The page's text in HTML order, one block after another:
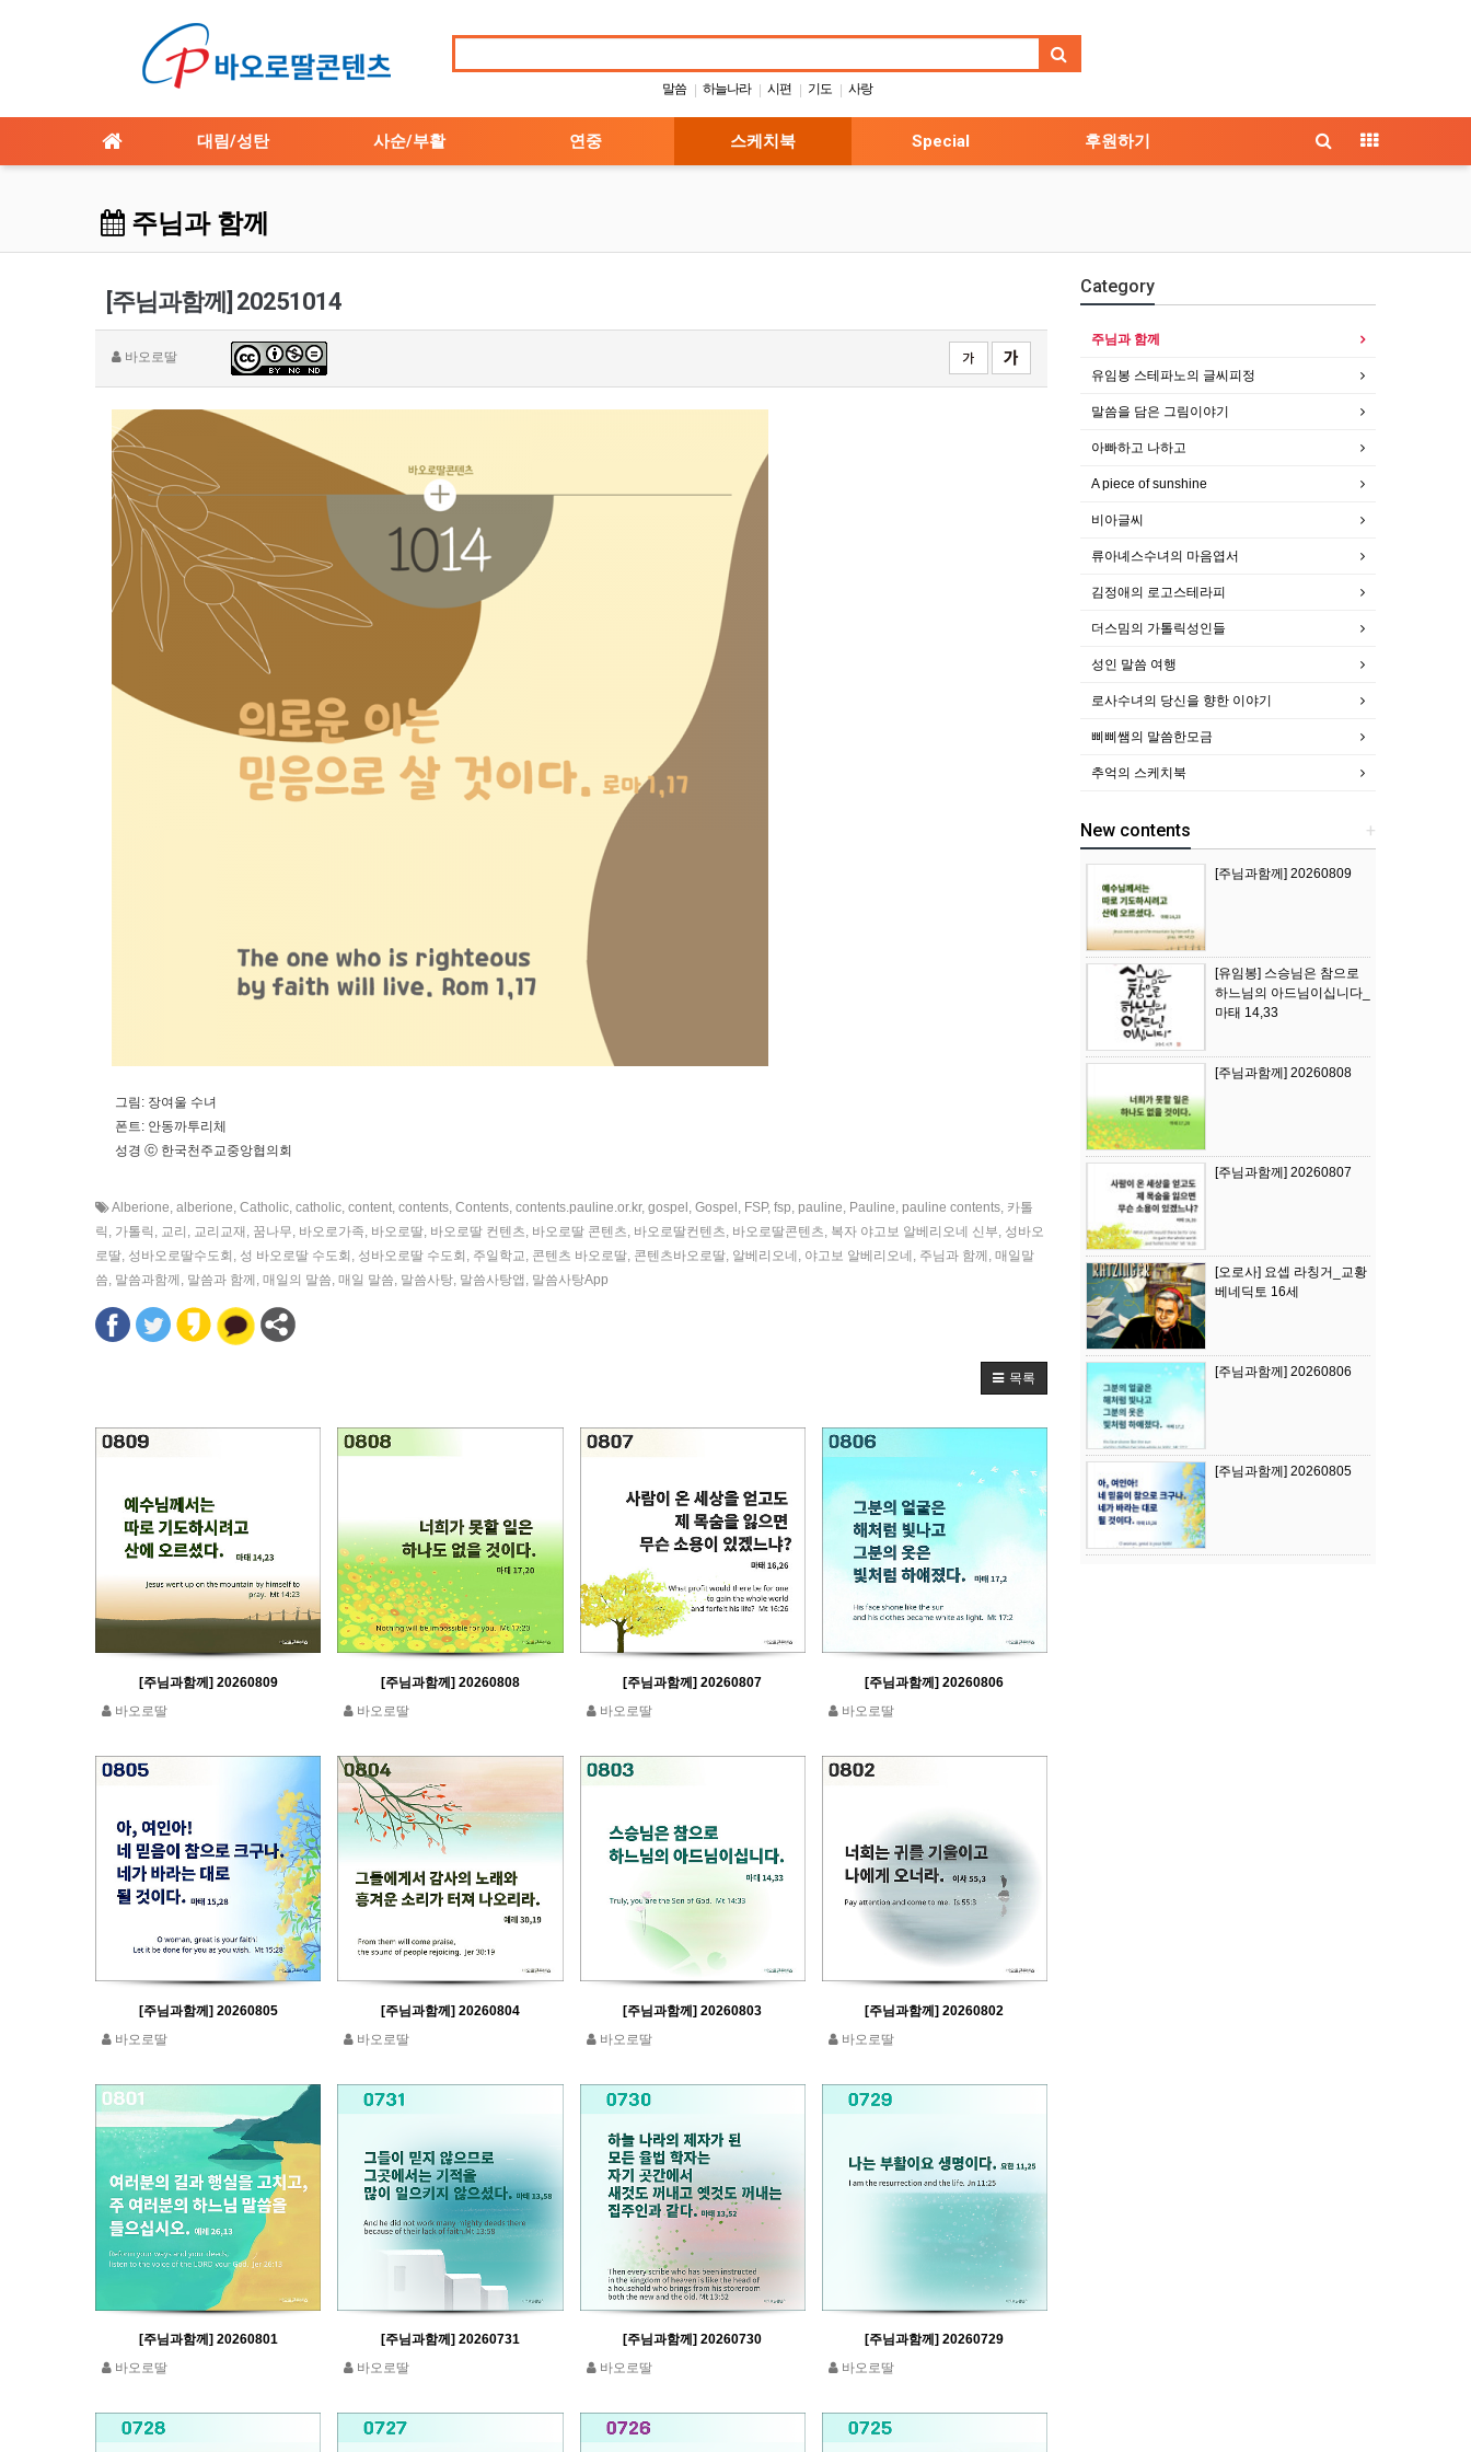
말씀 | 하늘나라 | 시편 | 기도 | 사랑
대림/성탄 사순/부활 연중 스케치북 Special 후원하기
주님과 함께
[주님과함께] 20251014
바오로딸
그림: 장여울 수녀
폰트: 안동까투리체
성경 ⓒ 한국천주교중앙협의회
Alberione, alberione, Catholic, catholic, content, contents, Contents, contents.pauline.or.kr, gospel , Gospel , FSP, fsp, pauline, Pauline, pauline contents, 카톨
릭 , 가톨릭 , 교리 , 교리교재 , 꿈나무, 바오로가족, 바오로딸, 바오로딸 컨텐츠, 바오로딸 콘텐츠, 바오로딸컨텐츠, 바오로딸콘텐츠, 복자 야고보 알베리오네 신부, 성바오
로딸, 성바오로딸수도회 , 성 바오로딸 수도회 , 성바오로딸 수도회 , 주일학교, 콘텐츠 바오로딸, 콘텐츠바오로딸, 알베리오네 , 야고보 알베리오네 , 주님과 함께 , 매일말
씀, 말씀과함께 , 말씀과 함께 , 매일의 말씀, 매일 말씀, 말씀사탕, 말씀사탕앱 , 말씀사탕App
목록
[주님과함께] 20260809
바오로딸
[주님과함께] 20260808
바오로딸
[주님과함께] 20260807
바오로딸
[주님과함께] 20260806
바오로딸
[주님과함께] 20260805
바오로딸
[주님과함께] 20260804
바오로딸
[주님과함께] 20260803
바오로딸
[주님과함께] 20260802
바오로딸
[주님과함께] 20260801
바오로딸
[주님과함께] 20260731
바오로딸
[주님과함께] 20260730
바오로딸
[주님과함께] 20260729
바오로딸
Category
주님과 함께
유임봉 스테파노의 글씨피정
말씀을 담은 그림이야기
아빠하고 나하고
A piece of sunshine
비아글씨
류아녜스수녀의 마음엽서
김정애의 로고스테라피
더스밈의 가톨릭성인들
성인 말씀 여행
로사수녀의 당신을 향한 이야기
삐삐쌤의 말씀한모금
추억의 스케치북
+
New contents
[주님과함께] 20260809
[유임봉] 스승님은 참으로
하느님의 아드님이십니다_
마태 14,33
[주님과함께] 20260808
[주님과함께] 20260807
[오로사] 요셉 라칭거_교황
베네딕토 16세
[주님과함께] 20260806
[주님과함께] 20260805